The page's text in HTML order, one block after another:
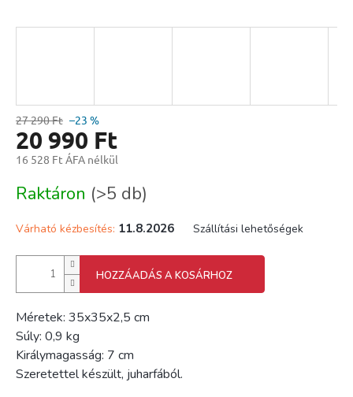
27 290 Ft –23 %
20 990 Ft
16 528 Ft ÁFA nélkül
Raktáron (>5 db)
Várható kézbesítés: 11.8.2026 Szállítási lehetőségek
HOZZÁADÁS A KOSÁRHOZ
Méretek: 35x35x2,5 cm
Súly: 0,9 kg
Királymagasság: 7 cm
Szeretettel készült, juharfából.